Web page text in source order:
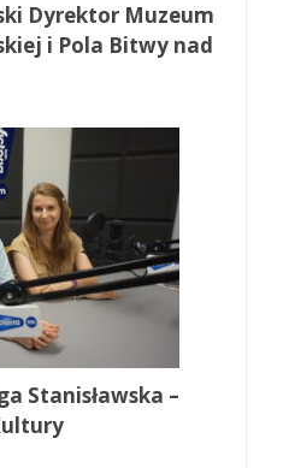
Dyrektor Muzeum
i Pola Bitwy nad
Stanisławska –